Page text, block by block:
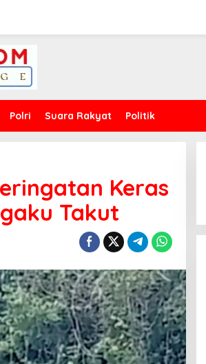
Polri Suara Rakyat Politik
Keras
Takut